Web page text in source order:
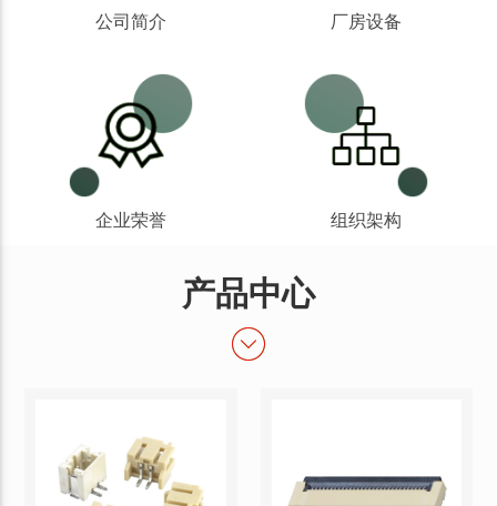
公司简介 厂房设备
企业荣誉 组织架构
产品中心